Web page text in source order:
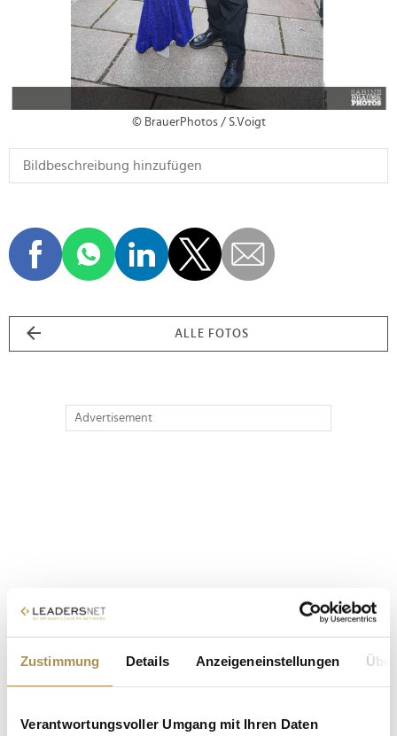
Zustimmung Details Anzeigeneinstellungen
Verantwortungsvoller Umgang mit Ihren Daten
© BrauerPhotos / S.Voigt
ALLE FOTOS
Advertisement